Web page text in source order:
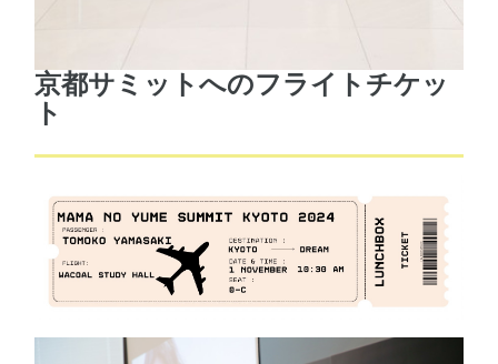
京都サミットへのフライトチケッ
ト